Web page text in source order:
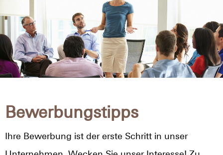
Bewerbungstipps
Ihre Bewerbung ist der erste Schritt in unser